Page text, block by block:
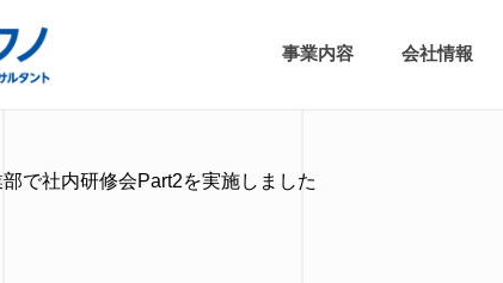
事業内容 会社情報
で社内研修会Part2を実施しました